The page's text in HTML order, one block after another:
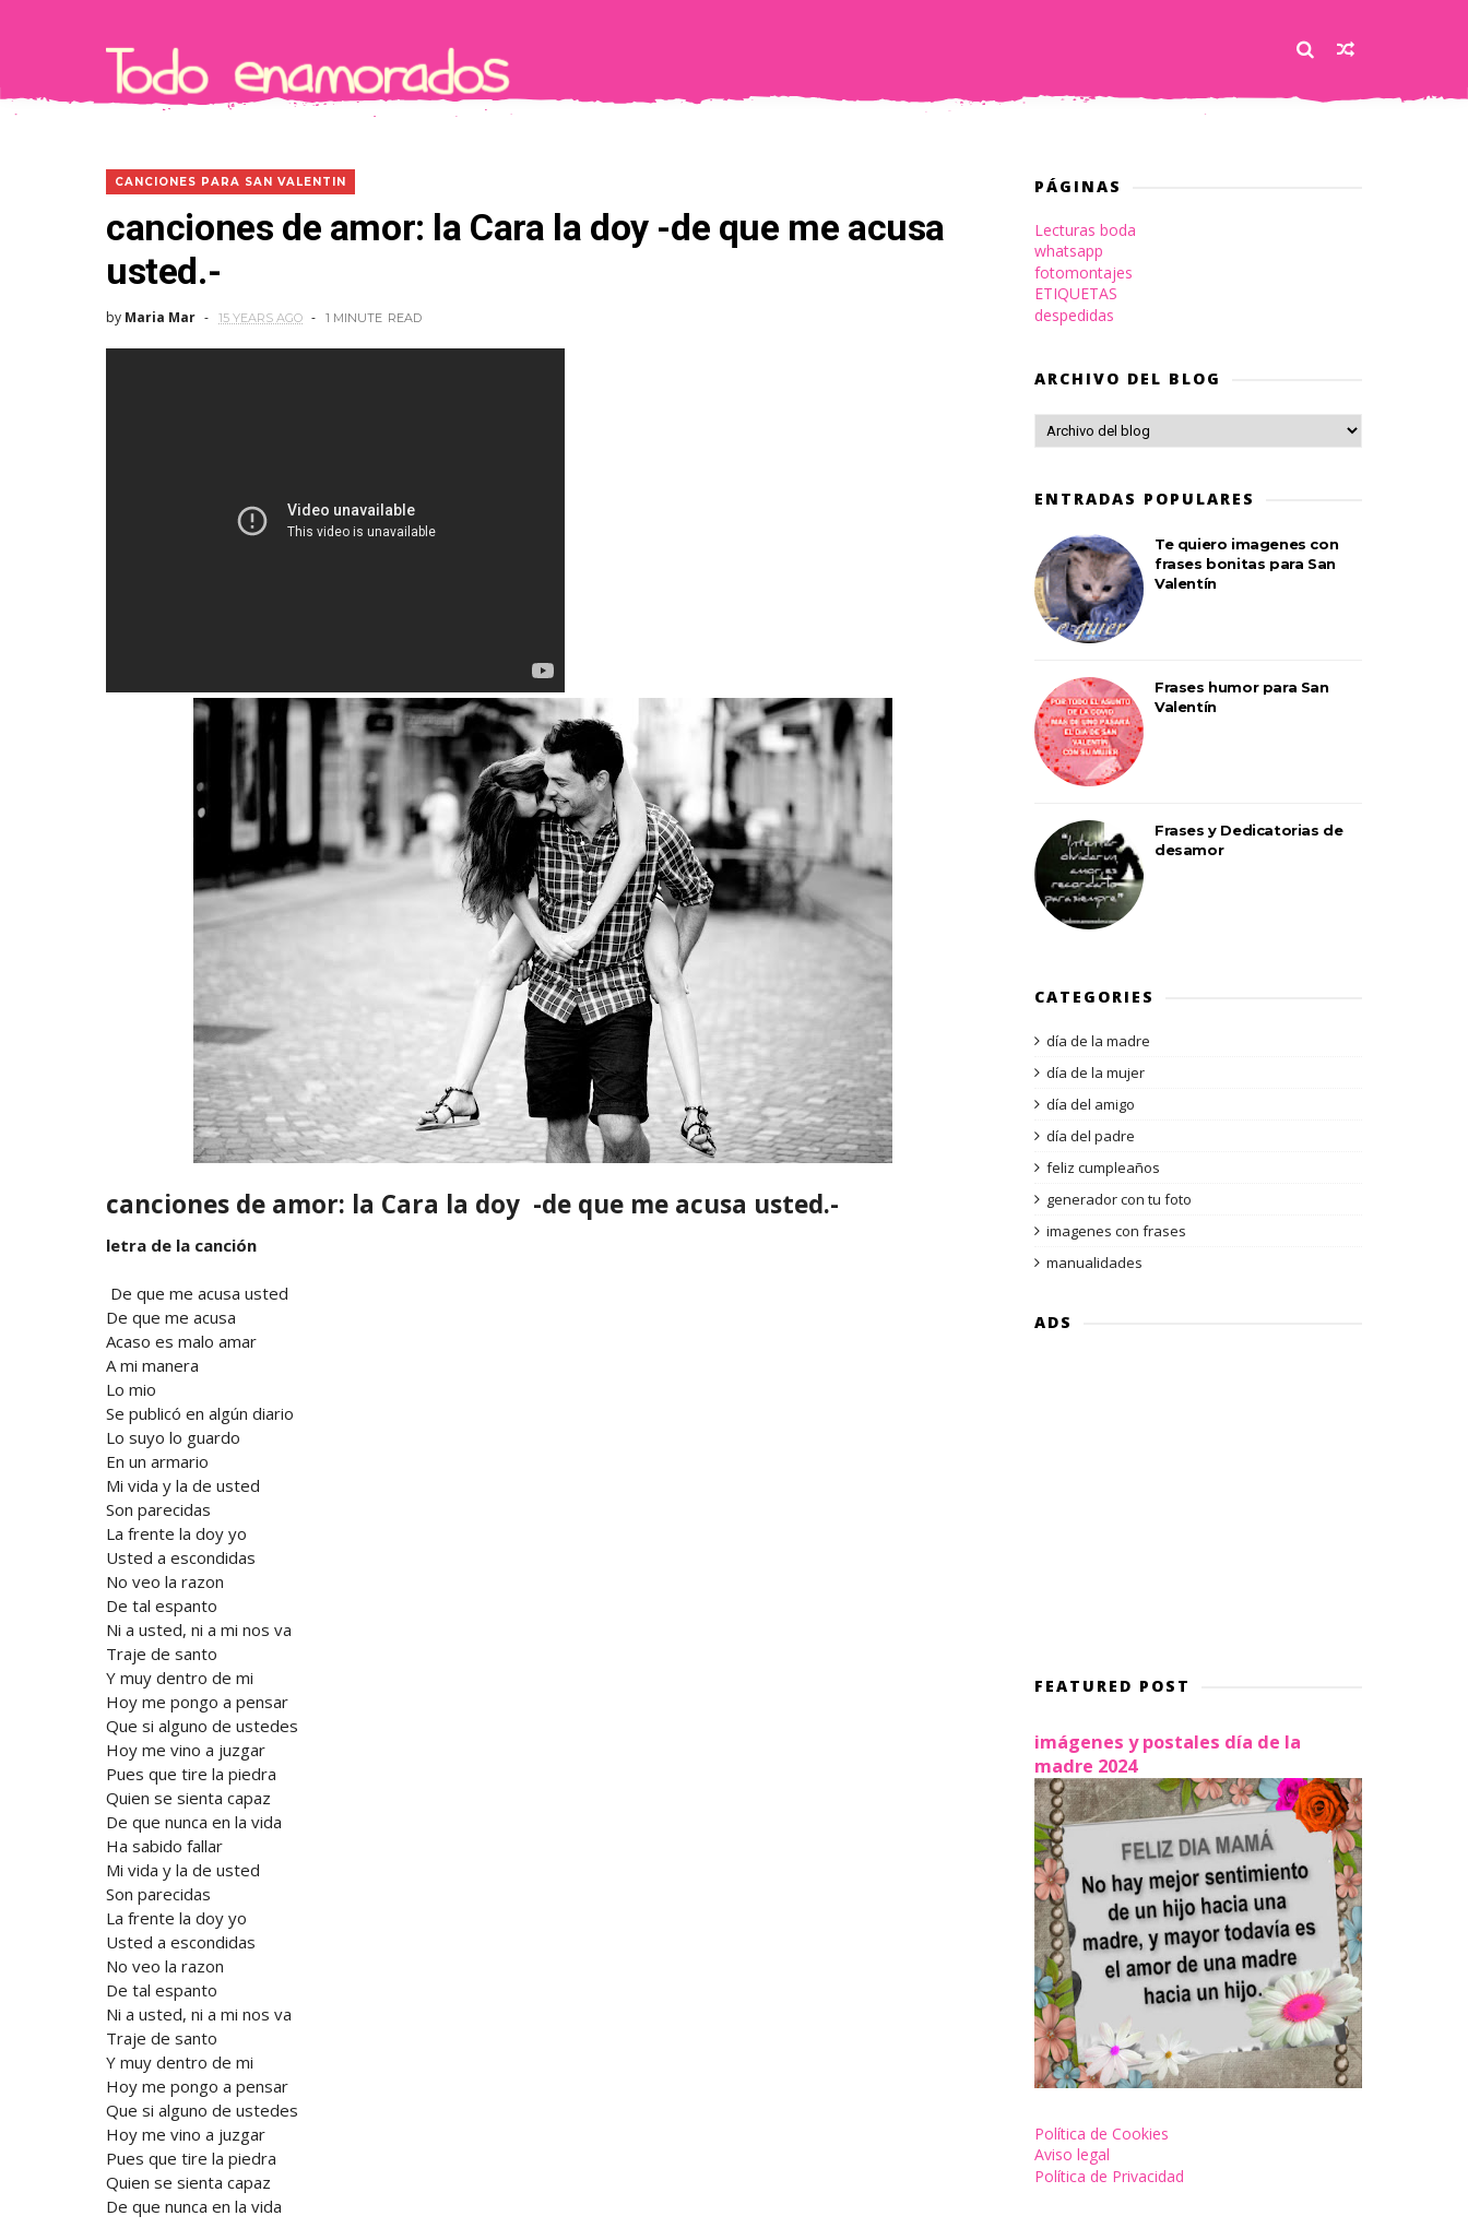
CANCIONES PARA SAN VALENTIN
canciones de amor: la Cara la doy -de que me acusa
usted.-
by Maria Mar 15 YEARS AGO 1 MINUTE READ
canciones de amor: la Cara la doy -de que me acusa usted.-
letra de la canción
De que me acusa usted
De que me acusa
Acaso es malo amar
A mi manera
Lo mio
Se publicó en algún diario
Lo suyo lo guardo
En un armario
Mi vida y la de usted
Son parecidas
La frente la doy yo
Usted a escondidas
No veo la razon
De tal espanto
Ni a usted, ni a mi nos va
Traje de santo
Y muy dentro de mi
Hoy me pongo a pensar
Que si alguno de ustedes
Hoy me vino a juzgar
Pues que tire la piedra
Quien se sienta capaz
De que nunca en la vida
Ha sabido fallar
Mi vida y la de usted
Son parecidas
La frente la doy yo
Usted a escondidas
No veo la razon
De tal espanto
Ni a usted, ni a mi nos va
Traje de santo
Y muy dentro de mi
Hoy me pongo a pensar
Que si alguno de ustedes
Hoy me vino a juzgar
Pues que tire la piedra
Quien se sienta capaz
De que nunca en la vida
PÁGINAS
Lecturas boda
whatsapp
fotomontajes
ETIQUETAS
despedidas
ARCHIVO DEL BLOG
ENTRADAS POPULARES
Te quiero imagenes con
frases bonitas para San
Valentín
Frases humor para San
Valentín
Frases y Dedicatorias de
desamor
CATEGORIES
día de la madre
día de la mujer
día del amigo
día del padre
feliz cumpleaños
generador con tu foto
imagenes con frases
manualidades
ADS
FEATURED POST
imágenes y postales día de la
madre 2024
Política de Cookies
Aviso legal
Política de Privacidad